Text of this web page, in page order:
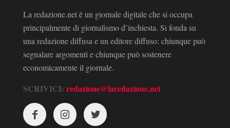
La redazione.net è un giornale digitale che si occupa
principalmente di giornalismo d’inchiesta. Si fonda su
una redazione diffusa e un editore diffuso: chiunque può
segnalare argomenti e chiunque può sostenere
economicamente il giornale.
SCRIVICI: redazione@laredazione.net